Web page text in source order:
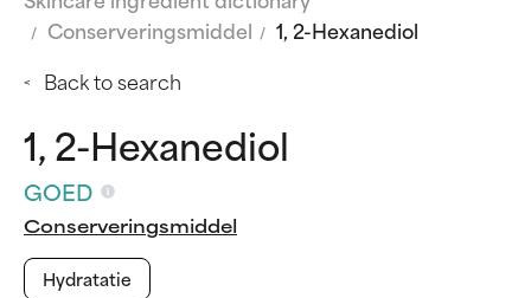
Conserveringsmiddel
1, 2-Hexanediol
Back to search
1, 2-Hexanediol
GOED
Conserveringsmiddel
Hydratatie